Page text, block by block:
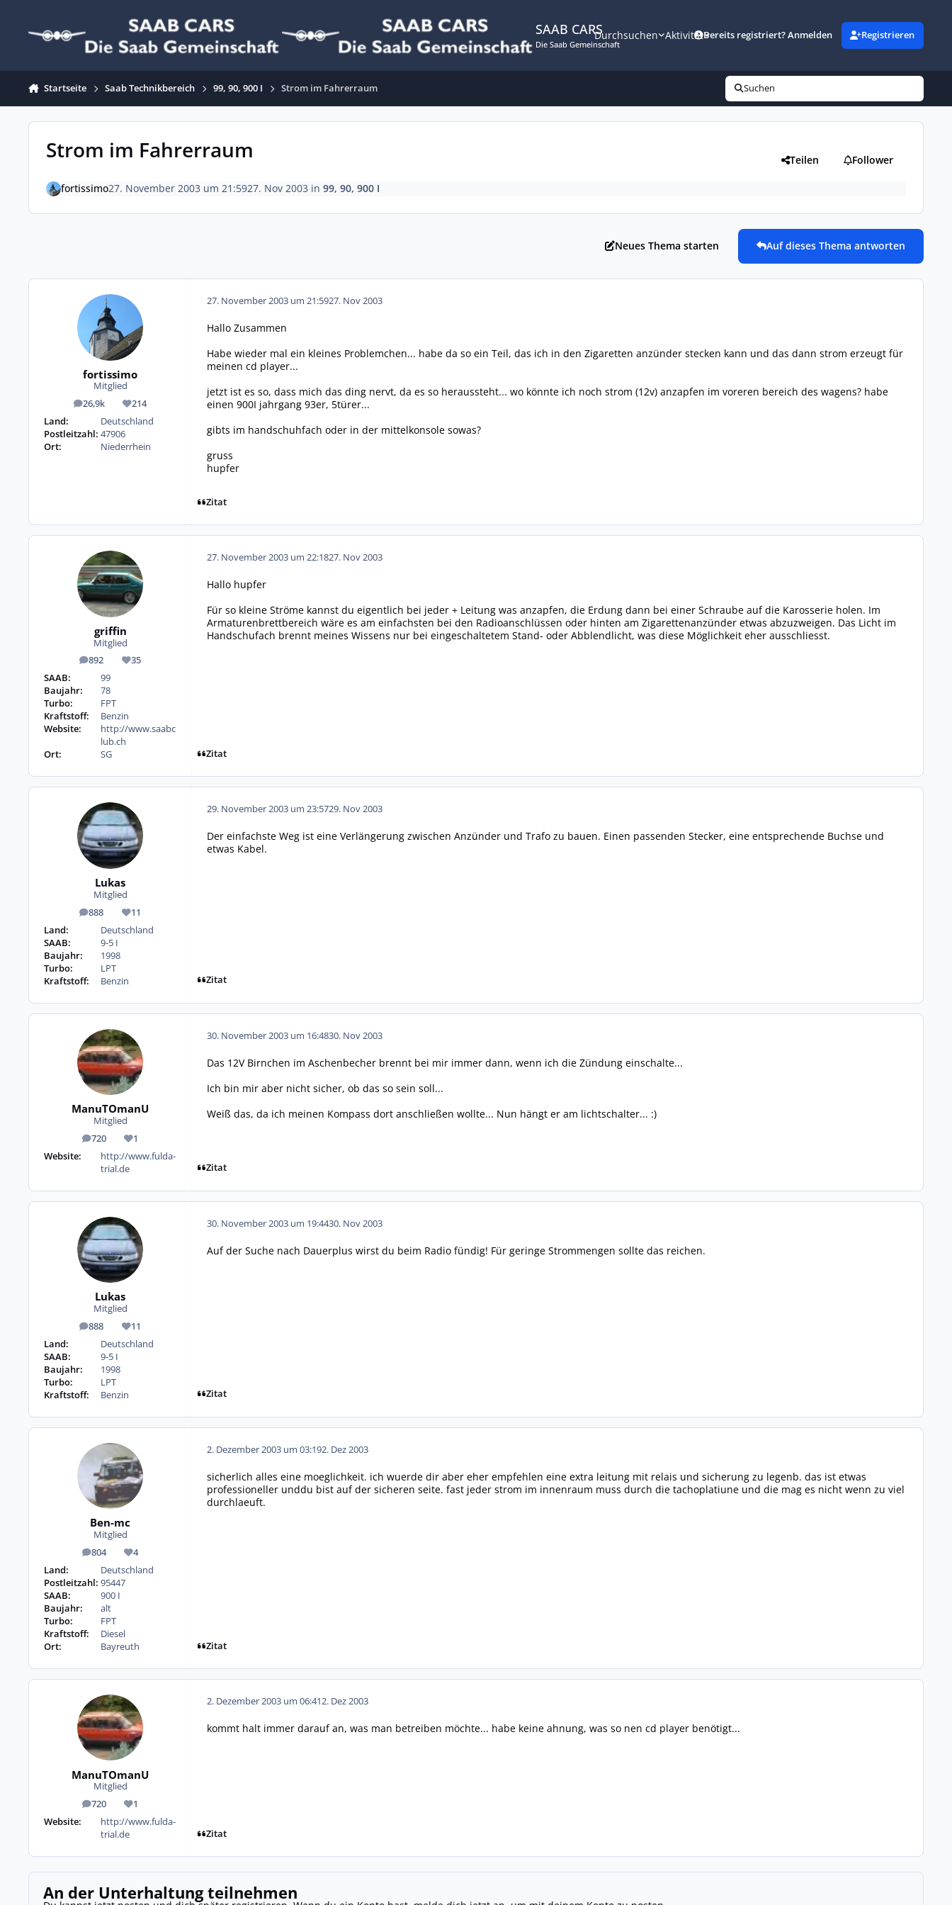
SAAB CARS
Die Saab Gemeinschaft
Durchsuchen AktivitätBereits registriert? Anmelden Registrieren
Startseite Saab Technikbereich 99, 90, 900 I Strom im Fahrerraum Suchen
Strom im Fahrerraum Teilen Follower
fortissimo27. November 2003 um 21:5927. Nov 2003 in 99, 90, 900 I
Neues Thema starten Auf dieses Thema antworten
fortissimo
Mitglied
26,9k
Beiträge 214
Reputation
Land:
Deutschland
Postleitzahl: 47906
Ort:
Niederrhein
27. November 2003 um 21:5927. Nov 2003
Hallo Zusammen
Habe wieder mal ein kleines Problemchen... habe da so ein Teil, das ich in den Zigaretten anzünder stecken kann und das dann strom erzeugt für
meinen cd player...
jetzt ist es so, dass mich das ding nervt, da es so heraussteht... wo könnte ich noch strom (12v) anzapfen im voreren bereich des wagens? habe
einen 900I jahrgang 93er, 5türer...
gibts im handschuhfach oder in der mittelkonsole sowas?
gruss
hupfer
Zitat
griffin
Mitglied
892
Beiträge 35
Reputation
SAAB:
99
Baujahr:
78
Turbo:
FPT
Kraftstoff:
Benzin
Website:
http://www.saabc
lub.ch
Ort:
SG
27. November 2003 um 22:1827. Nov 2003
Hallo hupfer
Für so kleine Ströme kannst du eigentlich bei jeder + Leitung was anzapfen, die Erdung dann bei einer Schraube auf die Karosserie holen. Im
Armaturenbrettbereich wäre es am einfachsten bei den Radioanschlüssen oder hinten am Zigarettenanzünder etwas abzuzweigen. Das Licht im
Handschufach brennt meines Wissens nur bei eingeschaltetem Stand- oder Abblendlicht, was diese Möglichkeit eher ausschliesst.
Zitat
Lukas
Mitglied
888
Beiträge 11
Reputation
Land:
Deutschland
SAAB:
9-5 I
Baujahr:
1998
Turbo:
LPT
Kraftstoff:
Benzin
29. November 2003 um 23:5729. Nov 2003
Der einfachste Weg ist eine Verlängerung zwischen Anzünder und Trafo zu bauen. Einen passenden Stecker, eine entsprechende Buchse und
etwas Kabel.
Zitat
ManuTOmanU
Mitglied
720
Beiträge 1
Reputation
Website:
http://www.fulda-
trial.de
30. November 2003 um 16:4830. Nov 2003
Das 12V Birnchen im Aschenbecher brennt bei mir immer dann, wenn ich die Zündung einschalte...
Ich bin mir aber nicht sicher, ob das so sein soll...
Weiß das, da ich meinen Kompass dort anschließen wollte... Nun hängt er am lichtschalter... :)
Zitat
Lukas
Mitglied
888
Beiträge 11
Reputation
Land:
Deutschland
SAAB:
9-5 I
Baujahr:
1998
Turbo:
LPT
Kraftstoff:
Benzin
30. November 2003 um 19:4430. Nov 2003
Auf der Suche nach Dauerplus wirst du beim Radio fündig! Für geringe Strommengen sollte das reichen.
Zitat
Ben-mc
Mitglied
804
Beiträge 4
Reputation
Land:
Deutschland
Postleitzahl: 95447
SAAB:
900 I
Baujahr:
alt
Turbo:
FPT
Kraftstoff:
Diesel
Ort:
Bayreuth
2. Dezember 2003 um 03:192. Dez 2003
sicherlich alles eine moeglichkeit. ich wuerde dir aber eher empfehlen eine extra leitung mit relais und sicherung zu legenb. das ist etwas
professioneller unddu bist auf der sicheren seite. fast jeder strom im innenraum muss durch die tachoplatiune und die mag es nicht wenn zu viel
durchlaeuft.
Zitat
ManuTOmanU
Mitglied
720
Beiträge 1
Reputation
Website:
http://www.fulda-
trial.de
2. Dezember 2003 um 06:412. Dez 2003
kommt halt immer darauf an, was man betreiben möchte... habe keine ahnung, was so nen cd player benötigt...
Zitat
An der Unterhaltung teilnehmen